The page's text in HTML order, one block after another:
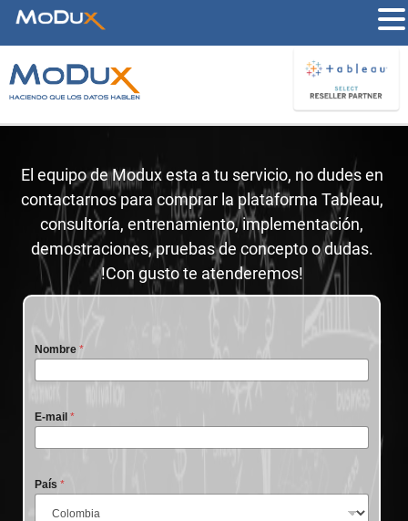
El equipo de Modux esta a tu servicio, no dudes en
contactarnos para comprar la plataforma Tableau,
consultoría, entrenamiento, implementación,
demostraciones, pruebas de concepto o dudas.
!Con gusto te atenderemos!
Nombre *
E-mail *
País *